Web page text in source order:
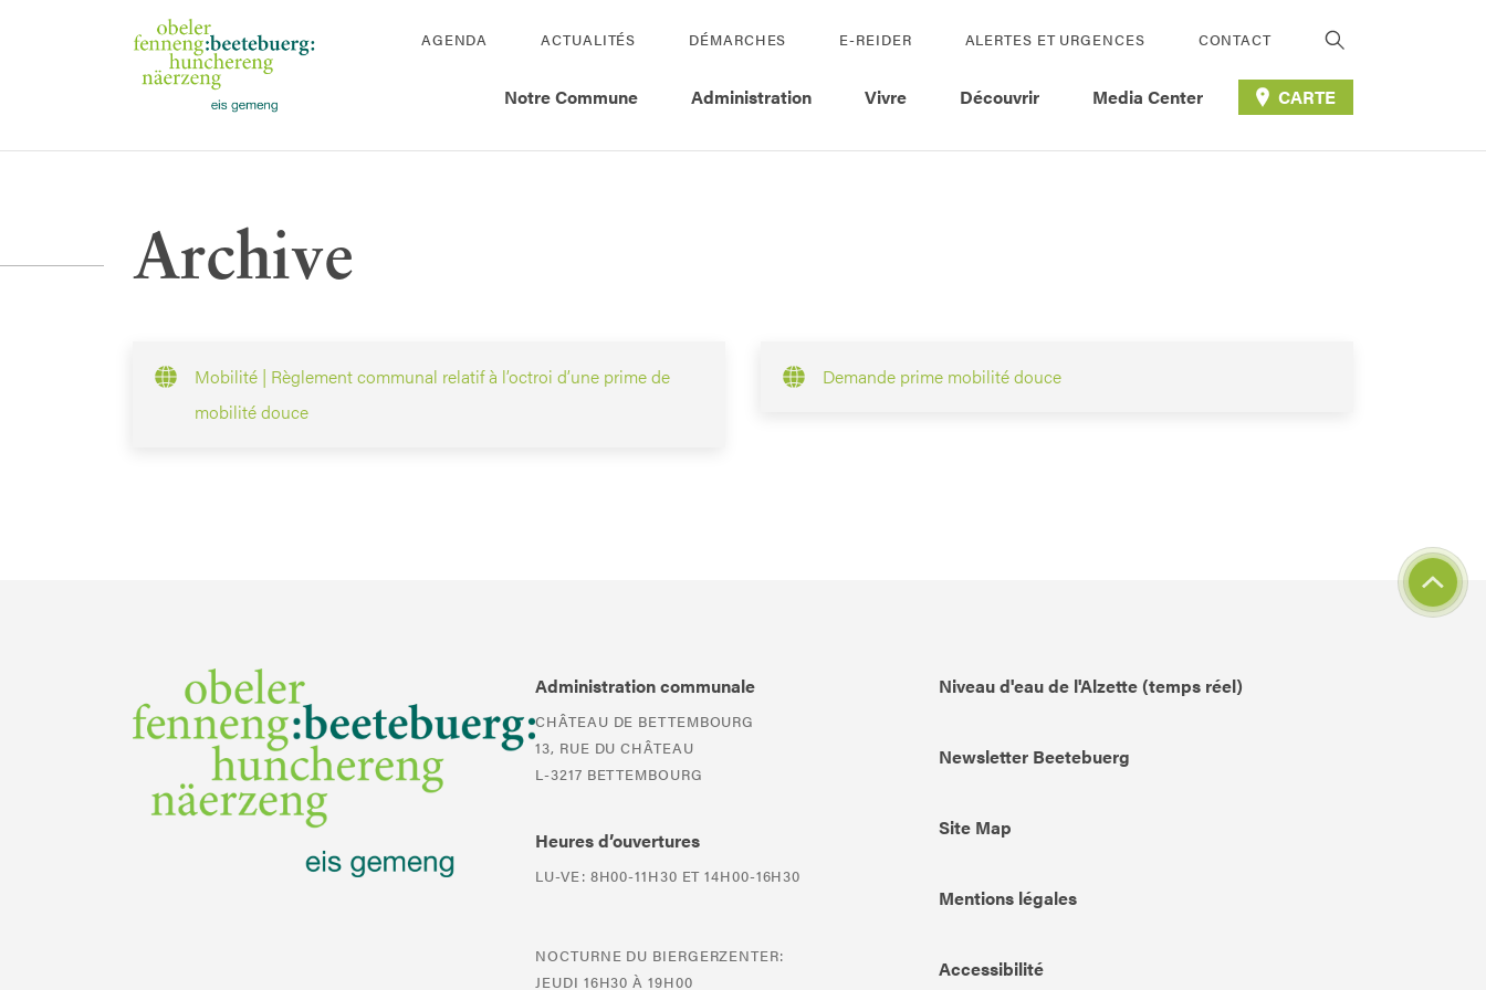
AGENDA ACTUALITÉS DÉMARCHES E-REIDER ALERTES ET URGENCES CONTACT
Notre Commune Administration Vivre Découvrir Media Center CARTE
Archive
Mobilité | Règlement communal relatif à l’octroi d’une prime de
mobilité douce
Demande prime mobilité douce
Administration communale
CHÂTEAU DE BETTEMBOURG
13, RUE DU CHÂTEAU
L-3217 BETTEMBOURG
Heures d’ouvertures
LU-VE: 8H00-11H30 ET 14H00-16H30
NOCTURNE DU BIERGERZENTER:
JEUDI 16H30 À 19H00
Niveau d'eau de l'Alzette (temps réel)
Newsletter Beetebuerg
Site Map
Mentions légales
Accessibilité